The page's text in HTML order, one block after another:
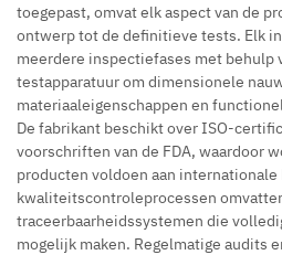
toegepast, omvat elk aspect van de
ontwerp tot de definitieve tests. Elk
meerdere inspectiefases met behulp
testapparatuur om dimensionele
materiaaleigenschappen en
De fabrikant beschikt over ISO-
voorschriften van de FDA, waardoor
producten voldoen aan
kwaliteitscontroleprocessen
traceerbaarheidssystemen die
mogelijk maken. Regelmatige audits